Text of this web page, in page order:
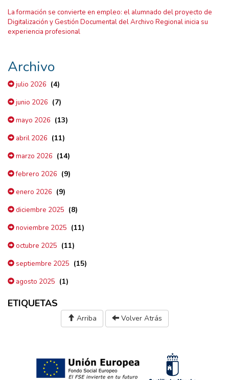
La formación se convierte en empleo: el alumnado del proyecto de
Digitalización y Gestión Documental del Archivo Regional inicia su
experiencia profesional
Archivo
julio 2026 (4)
junio 2026 (7)
mayo 2026 (13)
abril 2026 (11)
marzo 2026 (14)
febrero 2026 (9)
enero 2026 (9)
diciembre 2025 (8)
noviembre 2025 (11)
octubre 2025 (11)
septiembre 2025 (15)
agosto 2025 (1)
ETIQUETAS
Arriba Volver Atrás